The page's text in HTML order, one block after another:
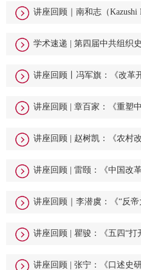
讲座回顾｜南和志（Kazushi
学术速递 | 第四届中共组织
讲座回顾丨冯军旗：《改革
讲座回顾 | 章百家：《重塑
讲座回顾 | 赵树凯：《农村
讲座回顾 | 雷颐：《中国改
讲座回顾｜李潜虞：《“反
讲座回顾 | 瞿骏：《五四“
讲座回顾 | 张宁：《口述史